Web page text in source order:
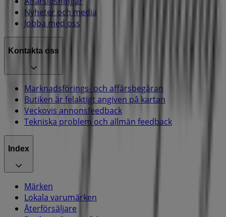
Nyheter och media
Jobba med oss
Kontakta oss
Marknadsförings- och affärsbegäran
Butiken är felaktigt angiven på kartan
Veckovis annonsfeedback
Tekniska problem och allmän feedback
Index
Märken
Lokala varumärken
Återförsäljare